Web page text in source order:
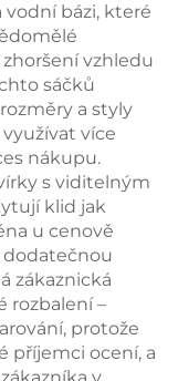
bázi, které
vzhledu
sáčků
a styly
více
nákupu.
s viditelným
klid jak
u cenově
dodatečnou
zákaznická
rozbalení –
protože
příjemci ocení, a